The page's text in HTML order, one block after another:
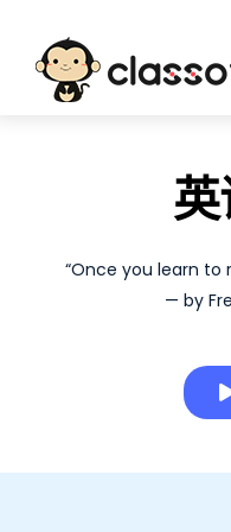
“Once you learn to
— by